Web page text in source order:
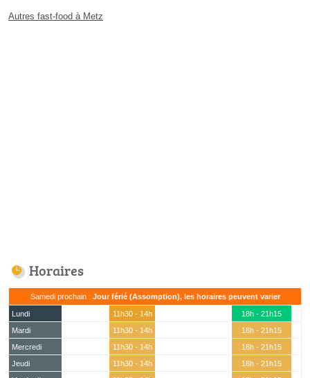
Autres fast-food à Metz
Horaires
Samedi prochain : Jour férié (Assomption), les horaires peuvent varier
Lundi 11h30 - 14h
18h - 21h15
Mardi
11h30 - 14h
18h - 21h15
Mercredi
11h30 - 14h
18h - 21h15
Jeudi
11h30 - 14h
18h - 21h15